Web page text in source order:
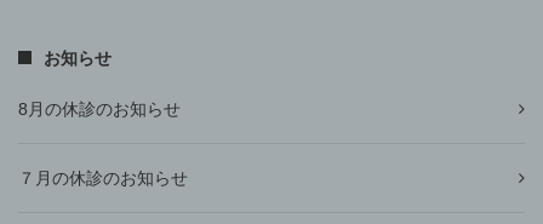
お知らせ
8月の休診のお知らせ
７月の休診のお知らせ